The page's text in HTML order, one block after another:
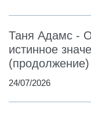
Таня Адамс -
истинное
(продолжение)
24/07/2026